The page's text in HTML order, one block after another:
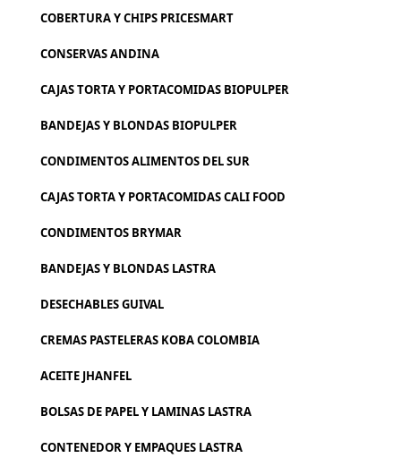
COBERTURA Y CHIPS PRICESMART
CONSERVAS ANDINA
CAJAS TORTA Y PORTACOMIDAS BIOPULPER
BANDEJAS Y BLONDAS BIOPULPER
CONDIMENTOS ALIMENTOS DEL SUR
CAJAS TORTA Y PORTACOMIDAS CALI FOOD
CONDIMENTOS BRYMAR
BANDEJAS Y BLONDAS LASTRA
DESECHABLES GUIVAL
CREMAS PASTELERAS KOBA COLOMBIA
ACEITE JHANFEL
BOLSAS DE PAPEL Y LAMINAS LASTRA
CONTENEDOR Y EMPAQUES LASTRA